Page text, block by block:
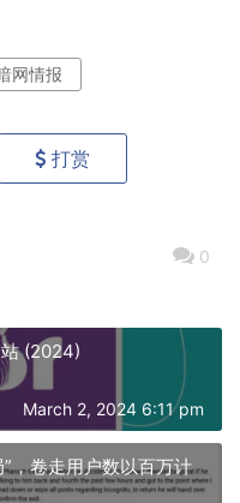
网情报
打赏
0
(2024)
March 2, 2024 6:11 pm
，卷走用户数以百万计